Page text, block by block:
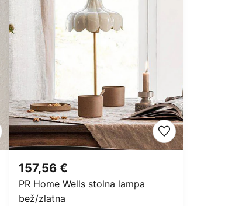
157,56 €
PR Home Wells stolna lampa
bež/zlatna